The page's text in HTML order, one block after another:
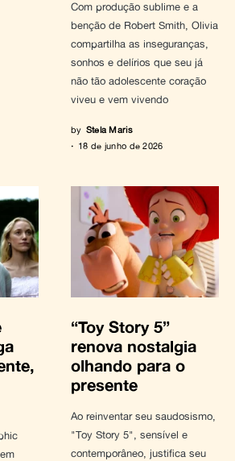
Com produção sublime e a
benção de Robert Smith, Olivia
compartilha as inseguranças,
sonhos e delírios que seu já
não tão adolescente coração
viveu e vem vivendo
by Stela Maris
18 de junho de 2026
“Toy Story 5”
renova nostalgia
olhando para o
presente
Ao reinventar seu saudosismo,
"Toy Story 5", sensível e
contemporâneo, justifica seu